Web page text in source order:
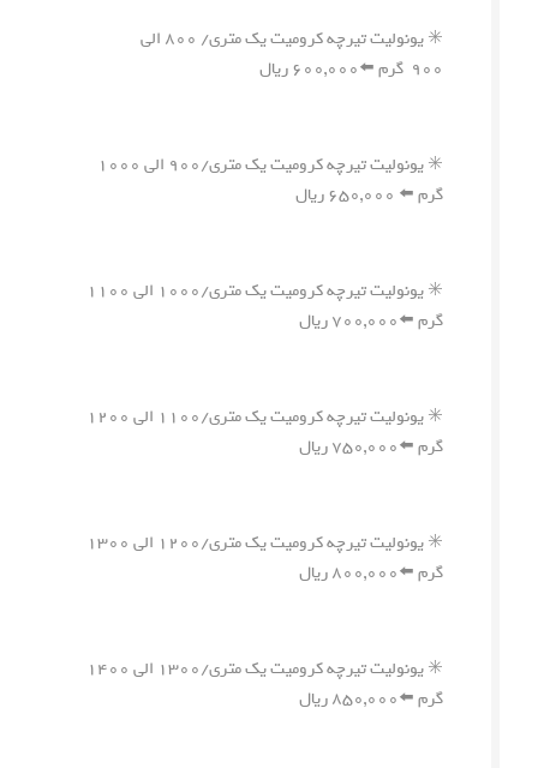
✳️ یونولیت تیرچه کرومیت یک متری/ ۸۰۰ الی
۹۰۰ گرم ⬅️۶۰۰,۰۰۰ ریال
✳️ یونولیت تیرچه کرومیت یک متری/۹۰۰ الی ۱۰۰۰
گرم ⬅️ ۶۵۰,۰۰۰ ریال
✳️ یونولیت تیرچه کرومیت یک متری/۱۰۰۰ الی ۱۱۰۰
گرم ⬅️۷۰۰,۰۰۰ ریال
✳️ یونولیت تیرچه کرومیت یک متری/۱۱۰۰ الی ۱۲۰۰
گرم ⬅️۷۵۰,۰۰۰ ریال
✳️ یونولیت تیرچه کرومیت یک متری/۱۲۰۰ الی ۱۳۰۰
گرم ⬅️۸۰۰,۰۰۰ ریال
✳️ یونولیت تیرچه کرومیت یک متری/۱۳۰۰ الی ۱۴۰۰
گرم ⬅️۸۵۰,۰۰۰ ریال